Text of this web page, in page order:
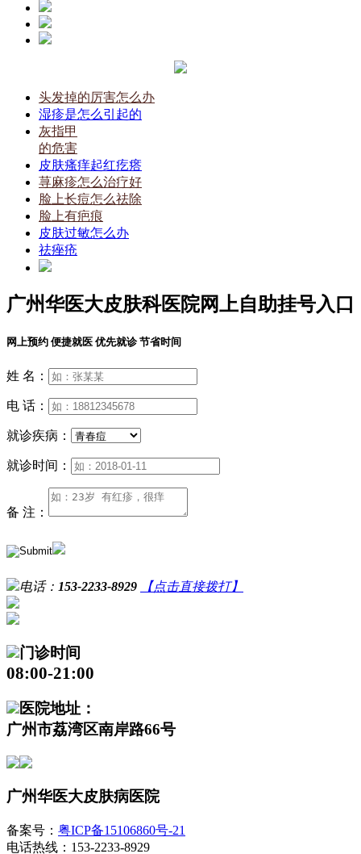
头发掉的厉害怎么办
湿疹是怎么引起的
灰指甲
的危害
皮肤瘙痒起红疙瘩
荨麻疹怎么治疗好
脸上长痘怎么祛除
脸上有疤痕
皮肤过敏怎么办
祛痤疮
广州华医大皮肤科医院网上自助挂号入口
网上预约 便捷就医 优先就诊 节省时间
姓 名：
电 话：
就诊疾病：
就诊时间：
备 注：
电话： 153-2233-8929 【点击直接拨打】
门诊时间
08:00-21:00
医院地址：
广州市荔湾区南岸路66号
广州华医大皮肤病医院
备案号： 粤ICP备15106860号-21
电话热线：153-2233-8929